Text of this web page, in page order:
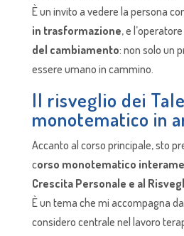
È un invito a vedere la persona
in trasformazione, e
del cambiamento: non solo un
essere umano in cammino.
Il risveglio dei
monotematico in
Accanto al corso principale, sto
corso monotematico
Crescita Personale e al
È un tema che mi accompagna
considero centrale nel lavoro